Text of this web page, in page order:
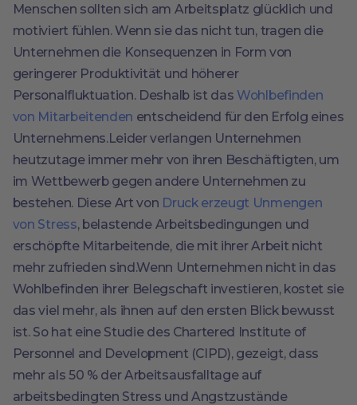
Menschen sollten sich am Arbeitsplatz glücklich und
motiviert fühlen. Wenn sie das nicht tun, tragen die
Unternehmen die Konsequenzen in Form von
geringerer Produktivität und höherer
Personalfluktuation. Deshalb ist das Wohlbefinden
von Mitarbeitenden entscheidend für den Erfolg eines
Unternehmens.Leider verlangen Unternehmen
heutzutage immer mehr von ihren Beschäftigten, um
im Wettbewerb gegen andere Unternehmen zu
bestehen. Diese Art von Druck erzeugt Unmengen
von Stress, belastende Arbeitsbedingungen und
erschöpfte Mitarbeitende, die mit ihrer Arbeit nicht
mehr zufrieden sind.Wenn Unternehmen nicht in das
Wohlbefinden ihrer Belegschaft investieren, kostet sie
das viel mehr, als ihnen auf den ersten Blick bewusst
ist. So hat eine Studie des Chartered Institute of
Personnel and Development (CIPD), gezeigt, dass
mehr als 50 % der Arbeitsausfalltage auf
arbeitsbedingten Stress und Angstzustände